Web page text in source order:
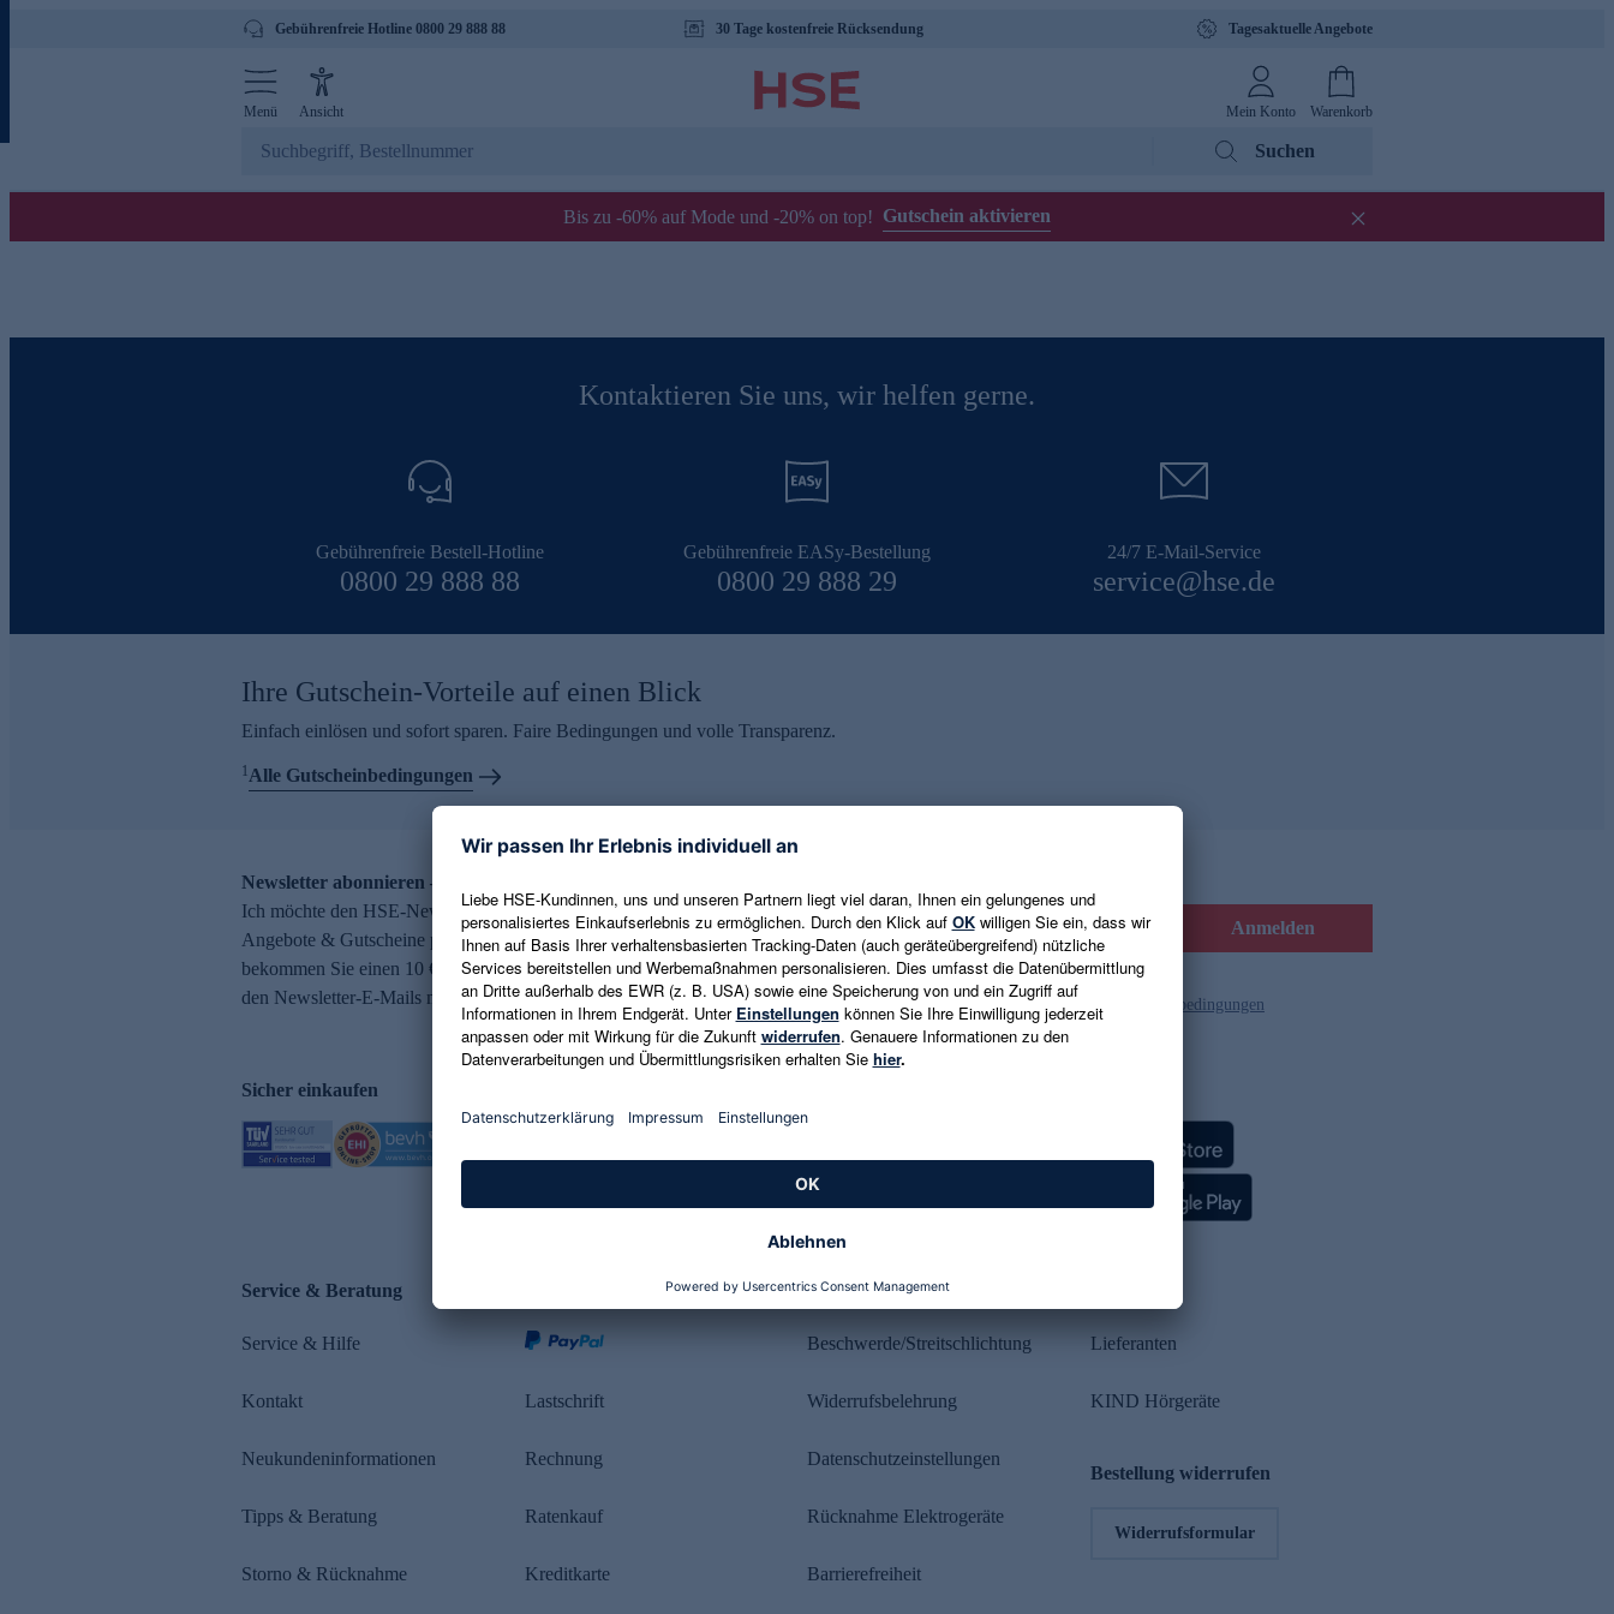
Gebührenfreie Hotline 0800 29 888 88 30 Tage kostenfreie Rücksendung Tagesaktuelle Angebote
Menü Ansicht Mein Konto Warenkorb
Suchen
Bis zu -60% auf Mode und -20% on top! Gutschein aktivieren
Kontaktieren Sie uns, wir helfen gerne.
Gebührenfreie Bestell-Hotline
0800 29 888 88
Gebührenfreie EASy-Bestellung
0800 29 888 29
24/7 E-Mail-Service
service@hse.de
Ihre Gutschein-Vorteile auf einen Blick
Einfach einlösen und sofort sparen. Faire Bedingungen und volle Transparenz.
1Alle Gutscheinbedingungen
Newsletter abonnieren – 10 € Gutschein erhalten
Ich möchte den HSE-Newsletter abonnieren und aktuelle Trends,
Angebote & Gutscheine per E-Mail erhalten. Als Dankeschön
bekommen Sie einen 10 € Gutschein. Eine Abmeldung ist jederzeit in
den Newsletter-E-Mails möglich.
E-Mail-Adresse eingeben Anmelden
Es gelten die Datenschutzrichtlinien und die Gutscheinbedingungen
Sicher einkaufen
Service & Beratung
Service & Hilfe
Kontakt
Neukundeninformationen
Tipps & Beratung
Storno & Rücknahme
Lastschrift
Rechnung
Ratenkauf
Kreditkarte
Rechtliches
Beschwerde/Streitschlichtung
Widerrufsbelehrung
Datenschutzeinstellungen
Rücknahme Elektrogeräte
Barrierefreiheit
Lieferanten
KIND Hörgeräte
Bestellung widerrufen
Widerrufsformular